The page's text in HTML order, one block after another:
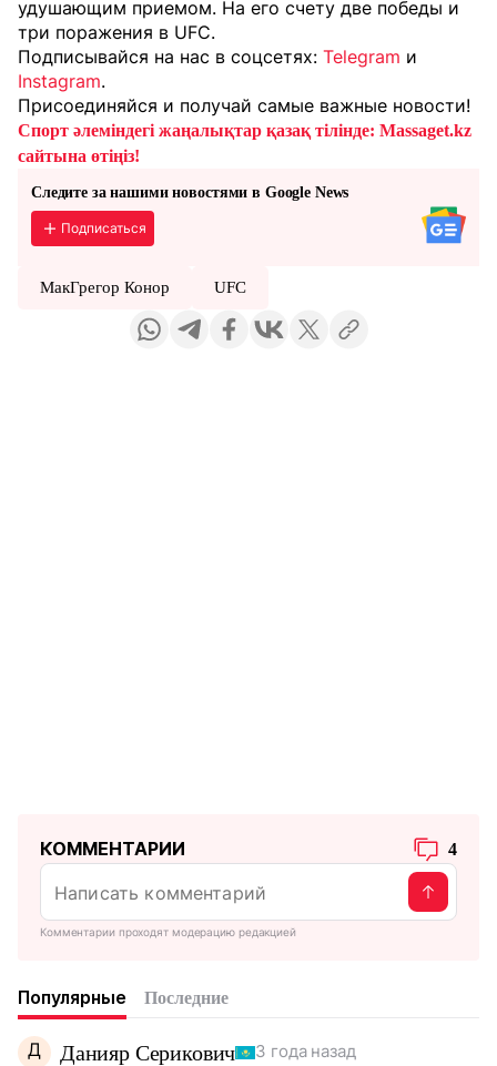
удушающим приемом. На его счету две победы и
три поражения в UFC.
Подписывайся на нас в соцсетях: Telegram и
Instagram.
Присоединяйся и получай самые важные новости!
Спорт әлеміндегі жаңалықтар қазақ тілінде: Massaget.kz
сайтына өтіңіз!
Следите за нашими новостями в Google News
Подписаться
МакГрегор Конор UFC
КОММЕНТАРИИ 4
Комментарии проходят модерацию редакцией
Популярные Последние
Д Данияр Серикович 3 года назад